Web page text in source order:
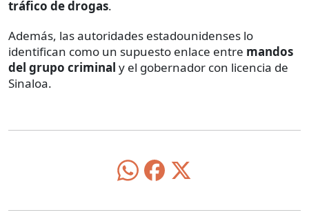
tráfico de drogas.
Además, las autoridades estadounidenses lo
identifican como un supuesto enlace entre mandos
del grupo criminal y el gobernador con licencia de
Sinaloa.